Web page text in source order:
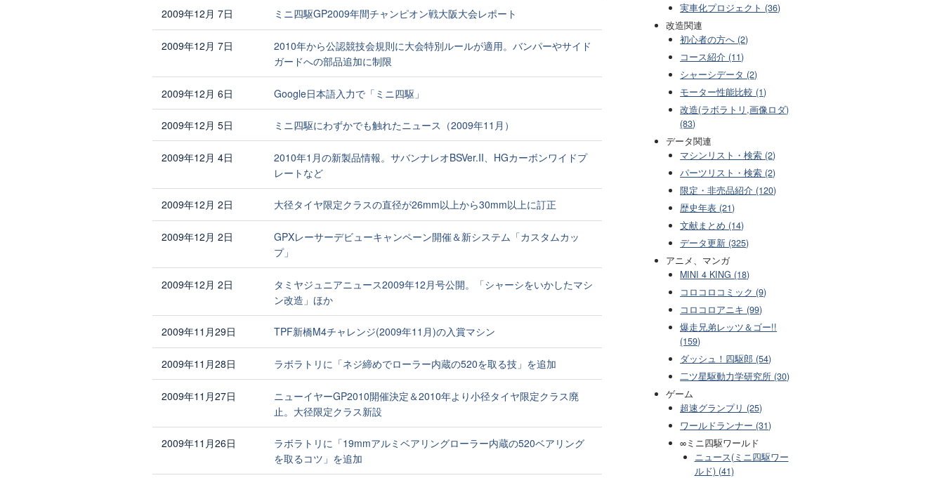
2009年12月 7日 ミニ四駆GP2009年間チャンピオン戦大阪大会レポート
2009年12月 7日
2010年から公認競技会規則に大会特別ルールが適用。バンパーやサイド
ガードへの部品追加に制限
2009年12月 6日 Google日本語入力で「ミニ四駆」
2009年12月 5日 ミニ四駆にわずかでも触れたニュース（2009年11月）
2009年12月 4日
2010年1月の新製品情報。サバンナレオBSVer.II、HGカーボンワイドプ
レートなど
2009年12月 2日 大径タイヤ限定クラスの直径が26mm以上から30mm以上に訂正
2009年12月 2日
GPXレーサーデビューキャンペーン開催＆新システム「カスタムカッ
プ」
2009年12月 2日
タミヤジュニアニュース2009年12月号公開。「シャーシをいかしたマシ
ン改造」ほか
2009年11月29日 TPF新橋M4チャレンジ(2009年11月)の入賞マシン
2009年11月28日 ラボラトリに「ネジ締めでローラー内蔵の520を取る技」を追加
2009年11月27日
ニューイヤーGP2010開催決定＆2010年より小径タイヤ限定クラス廃
止。大径限定クラス新設
2009年11月26日
ラボラトリに「19mmアルミベアリングローラー内蔵の520ベアリング
を取るコツ」を追加
実車化プロジェクト (36)
改造関連
初心者の方へ (2)
コース紹介 (11)
シャーシデータ (2)
モーター性能比較 (1)
改造(ラボラトリ,画像ロダ)
(83)
データ関連
マシンリスト・検索 (2)
パーツリスト・検索 (2)
限定・非売品紹介 (120)
歴史年表 (21)
文献まとめ (14)
データ更新 (325)
アニメ、マンガ
MINI 4 KING (18)
コロコロコミック (9)
コロコロアニキ (99)
爆走兄弟レッツ＆ゴー!!
(159)
ダッシュ！四駆郎 (54)
二ツ星駆動力学研究所 (30)
ゲーム
超速グランプリ (25)
ワールドランナー (31)
∞ミニ四駆ワールド
ニュース(ミニ四駆ワー
ルド) (41)